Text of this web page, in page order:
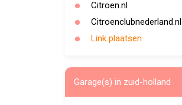
Citroen.nl
Citroenclubnederland.nl
Link plaatsen
Garage(s) in zuid-holland